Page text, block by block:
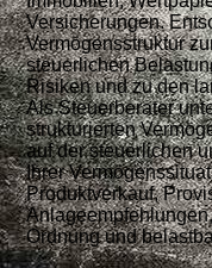
Versicherungen.
Vermögensstruktur
steuerlichen
Risiken und zu den
Als Steuerberater
strukturierten
auf der steuerlichen
Ihrer
Produktverkauf,
Ordnung und